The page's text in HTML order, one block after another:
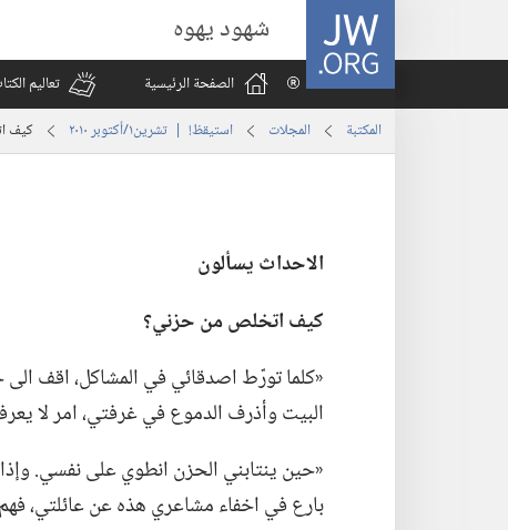
JW.ORG شهود يهوه
الصفحة الرئيسية
تعاليم
المكتبة المجلات استيقظ‏!‏ | ‏‎تشرين١/أكتوبر‏ ‏‎٢٠١٠‏ كيف
الاحداث يسألون
كيف اتخلص من حزني؟‏
‏«كلما تورّط اصدقائي في المشاكل،‏ اقف
البيت وأذرف الدموع في غرفتي،‏ امر لا
‏«حين ينتابني الحزن انطوي على نفسي.‏
بارع في اخفاء مشاعري هذه عن عائلتي،‏